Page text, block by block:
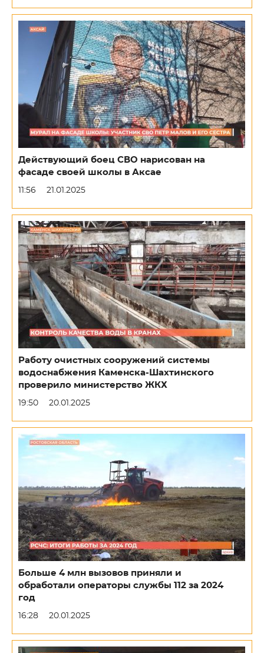
Действующий боец СВО нарисован на
фасаде своей школы в Аксае
11:56 21.01.2025
Работу очистных сооружений системы
водоснабжения Каменска-Шахтинского
проверило министерство ЖКХ
19:50 20.01.2025
Больше 4 млн вызовов приняли и
обработали операторы службы 112 за 2024
год
16:28 20.01.2025